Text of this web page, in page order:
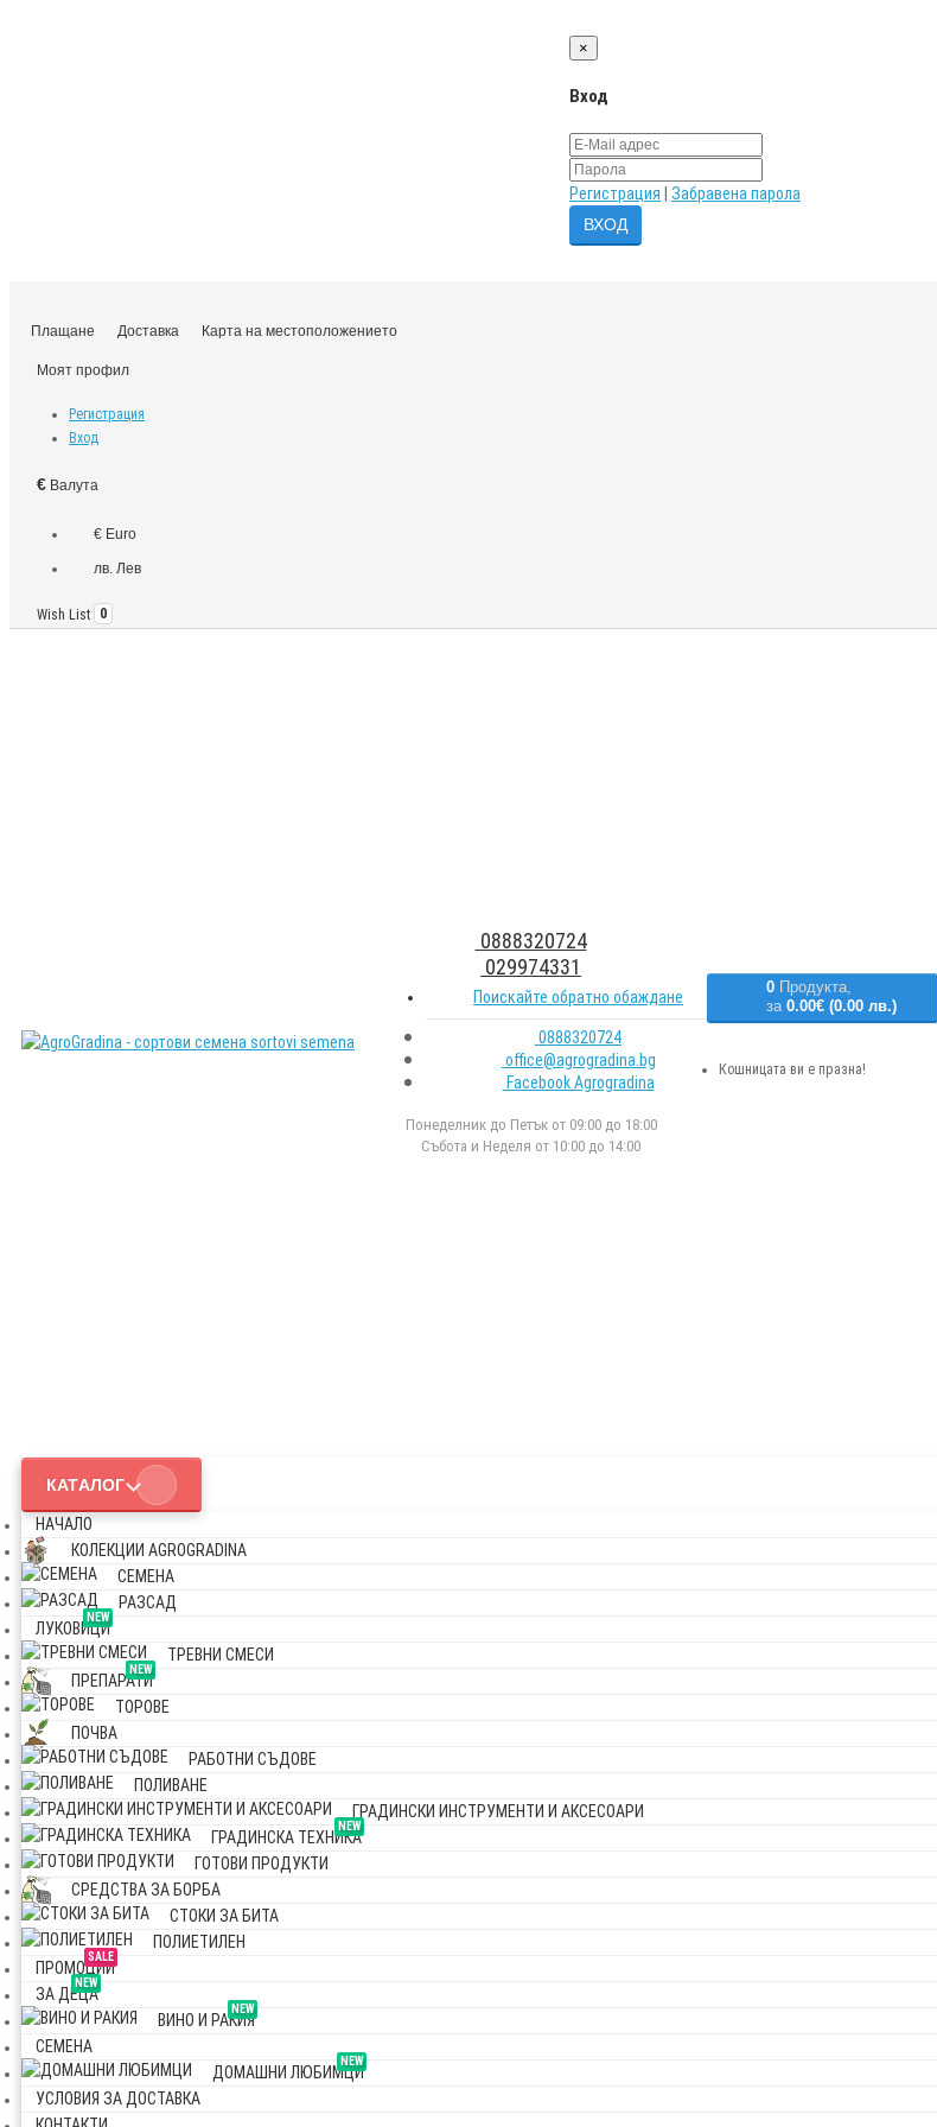
×
Вход
Регистрация Забравена парола
Плащане Доставка Карта на местоположението
Моят профил
Регистрация
Вход
€ Валута
€ Euro
лв. Лев
Wish List 0
0888320724
029974331
Поискайте обратно обаждане
0888320724
office@agrogradina.bg
Facebook Agrogradina
Понеделник до Петък от 09:00 до 18:00
Събота и Неделя от 10:00 до 14:00
0 Продукта,
за 0.00€ (0.00 лв.)
Кошницата ви е празна!
КАТАЛОГ
НАЧАЛО
КОЛЕКЦИИ AGROGRADINA
СЕМЕНА
РАЗСАД
NEW
ЛУКОВИЦИ
ТРЕВНИ СМЕСИ
NEW
ПРЕПАРАТИ
ТОРОВЕ
ПОЧВА
РАБОТНИ СЪДОВЕ
ПОЛИВАНЕ
ГРАДИНСКИ ИНСТРУМЕНТИ И АКСЕСОАРИ
NEW
ГРАДИНСКА ТЕХНИКА
ГОТОВИ ПРОДУКТИ
СРЕДСТВА ЗА БОРБА
СТОКИ ЗА БИТА
ПОЛИЕТИЛЕН
SALE
ПРОМОЦИИ
NEW
ЗА ДЕЦА
NEW
ВИНО И РАКИЯ
СЕМЕНА
NEW
ДОМАШНИ ЛЮБИМЦИ
УСЛОВИЯ ЗА ДОСТАВКА